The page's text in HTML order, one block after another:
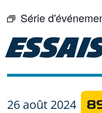
Série
26 août 2024